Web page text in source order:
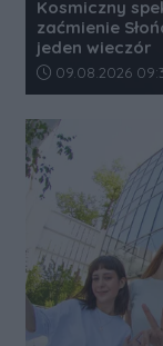
Kosmiczny
zaćmienie
jeden wieczór
Data dodania
09.08.2026